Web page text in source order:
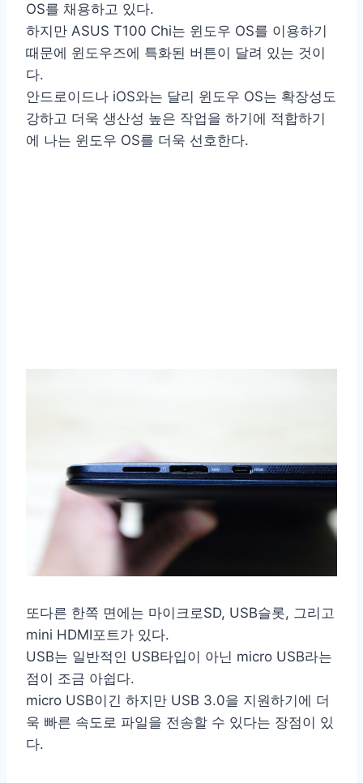
OS를 채용하고 있다.
하지만 ASUS T100 Chi는 윈도우 OS를 이용하기
때문에 윈도우즈에 특화된 버튼이 달려 있는 것이
다.
안드로이드나 iOS와는 달리 윈도우 OS는 확장성도
강하고 더욱 생산성 높은 작업을 하기에 적합하기
에 나는 윈도우 OS를 더욱 선호한다.
또다른 한쪽 면에는 마이크로SD, USB슬롯, 그리고
mini HDMI포트가 있다.
USB는 일반적인 USB타입이 아닌 micro USB라는
점이 조금 아쉽다.
micro USB이긴 하지만 USB 3.0을 지원하기에 더
욱 빠른 속도로 파일을 전송할 수 있다는 장점이 있
다.